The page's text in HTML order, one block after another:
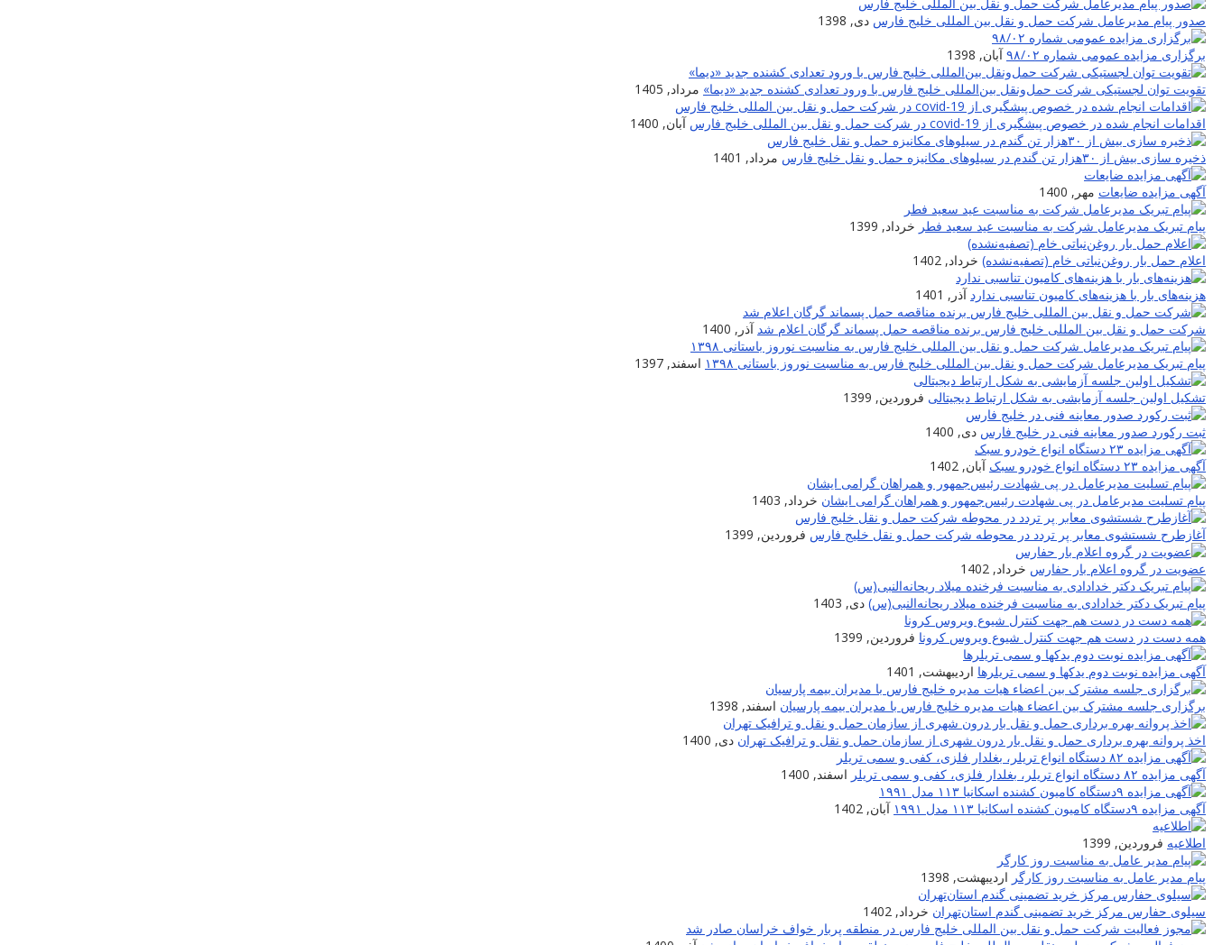
صدور پیام مدیرعامل شرکت حمل و نقل بین المللی خلیج فارس دی, 1398
برگزاری مزایده عمومی شماره ۹۸/۰۲
آبان, 1398
تقویت توان لجستیکی شرکت حمل‌ونقل بین‌المللی خلیج فارس با ورود تعدادی کشنده جدید «دیما» مرداد, 1405
اقدامات انجام شده در خصوص پیشگیری از covid-19 در شرکت حمل و نقل بین المللی خلیج فارس
آبان, 1400
ذخیره سازی بیش از ۳۰هزار تن گندم در سیلوهای مکانیزه حمل و نقل خلیج فارس
مرداد, 1401
آگهی مزایده ضایعات مهر, 1400
پیام تبریک مدیرعامل شرکت به مناسبت عید سعید فطر خرداد, 1399
اعلام حمل بار روغن‌نباتی خام (تصفیه‌نشده) خرداد, 1402
هزینه‌های بار با هزینه‌های کامیون تناسبی ندارد آذر, 1401
شرکت حمل و نقل بین المللی خلیج فارس برنده مناقصه حمل پسماند گرگان اعلام شد آذر, 1400
پیام تبریک مدیرعامل شرکت حمل و نقل بین المللی خلیج فارس به مناسبت نوروز باستانی ۱۳۹۸
اسفند, 1397
تشکیل اولین جلسه آزمایشی به شکل ارتباط دیجیتالی فروردین, 1399
ثبت رکورد صدور معاینه فنی در خلیج فارس دی, 1400
آگهی مزایده ۲۳ دستگاه انواع خودرو سبک
آبان, 1402
پیام تسلیت مدیرعامل در پی شهادت‌ رئیس‌جمهور و همراهان گرامی ایشان خرداد, 1403
آغازطرح شستشوی معابر پر تردد در محوطه شرکت حمل و نقل خلیج فارس فروردین, 1399
عضویت در گروه اعلام بار حفارس خرداد, 1402
پیام تبریک دکتر خدادادی به مناسبت فرخنده میلاد ریحانه‌النبی(س) دی, 1403
همه دست در دست هم جهت کنترل شیوع ویروس کرونا فروردین, 1399
آگهی مزایده نوبت دوم یدکها و سمی تریلرها اردیبهشت, 1401
برگزاری جلسه مشترک بین اعضاء هیات مدیره خلیج فارس با مدیران بیمه پارسیان اسفند, 1398
اخذ پروانه بهره برداری حمل و نقل بار درون شهری از سازمان حمل و نقل و ترافیک تهران دی, 1400
آگهی مزایده ۸۲ دستگاه انواع تریلر، بغلدار فلزی، کفی و سمی تریلر
اسفند, 1400
آگهی مزایده ۹دستگاه کامیون کشنده اسکانیا ۱۱۳ مدل ۱۹۹۱
آبان, 1402
اطلاعیه فروردین, 1399
پیام مدیر عامل به مناسبت روز کارگر اردیبهشت, 1398
سیلوی حفارس مرکز خرید تضمینی گندم استان‌تهران خرداد, 1402